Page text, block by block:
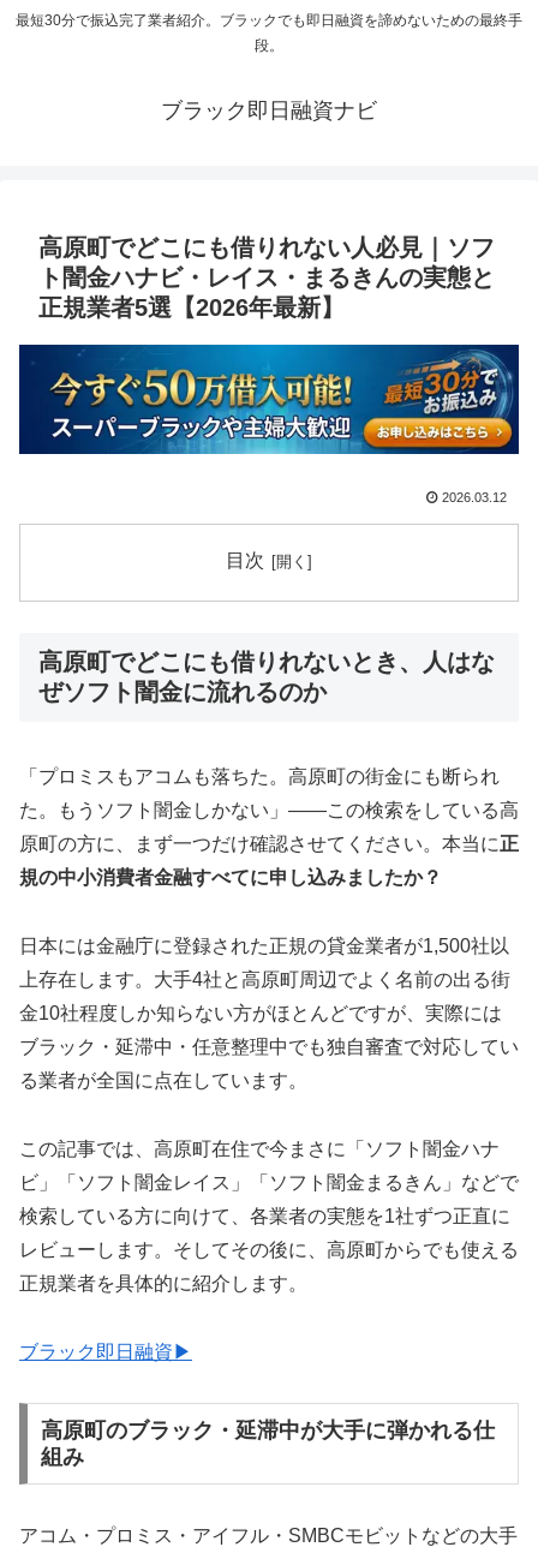
最短30分で振込完了業者紹介。ブラックでも即日融資を諦めないための最終手
段。
ブラック即日融資ナビ
高原町でどこにも借りれない人必見｜ソフ
ト闇金ハナビ・レイス・まるきんの実態と
正規業者5選【2026年最新】
2026.03.12
目次
高原町でどこにも借りれないとき、人はな
ぜソフト闇金に流れるのか
「プロミスもアコムも落ちた。高原町の街金にも断られ
た。もうソフト闇金しかない」——この検索をしている高
原町の方に、まず一つだけ確認させてください。本当に正
規の中小消費者金融すべてに申し込みましたか？
日本には金融庁に登録された正規の貸金業者が1,500社以
上存在します。大手4社と高原町周辺でよく名前の出る街
金10社程度しか知らない方がほとんどですが、実際には
ブラック・延滞中・任意整理中でも独自審査で対応してい
る業者が全国に点在しています。
この記事では、高原町在住で今まさに「ソフト闇金ハナ
ビ」「ソフト闇金レイス」「ソフト闇金まるきん」などで
検索している方に向けて、各業者の実態を1社ずつ正直に
レビューします。そしてその後に、高原町からでも使える
正規業者を具体的に紹介します。
ブラック即日融資▶
高原町のブラック・延滞中が大手に弾かれる仕
組み
アコム・プロミス・アイフル・SMBCモビットなどの大手